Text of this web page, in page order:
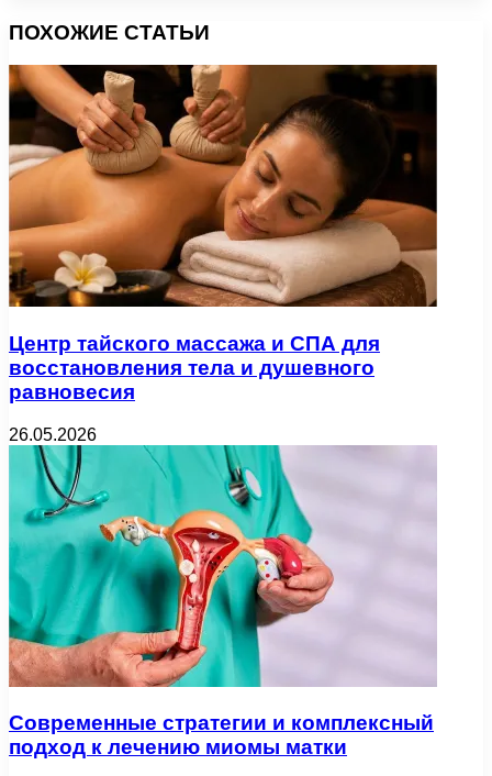
ПОХОЖИЕ СТАТЬИ
Центр тайского массажа и СПА для
восстановления тела и душевного
равновесия
26.05.2026
Современные стратегии и комплексный
подход к лечению миомы матки